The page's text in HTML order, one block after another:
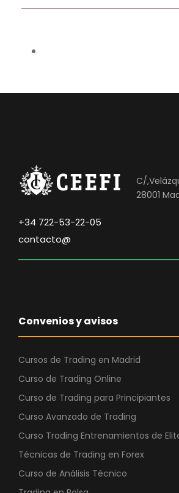
C/
28001
+34 722-53-22-05
contacto@
Convenios y avisos
Cursos de Trading en Madrid
Curso de Trading Online
Curso de Trading para Principiantes
Curso Avanzado de Trading
Curso Trading Entrenamientos de
Técnicas de Trading en Forex
Curso de Análisis Técnico